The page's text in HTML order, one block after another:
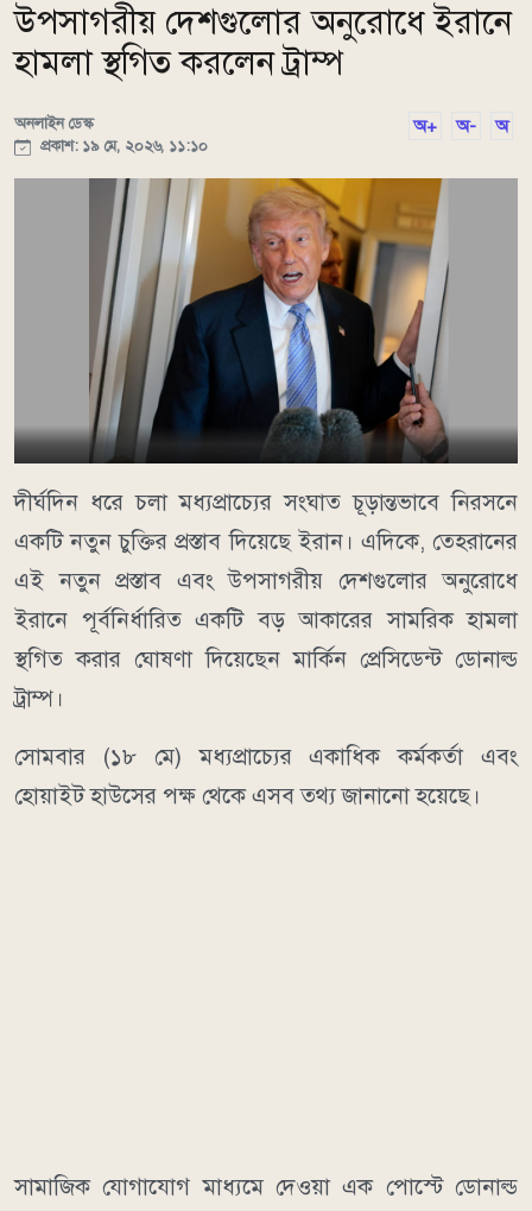
উপসাগরীয় দেশগুলোর অনুরোধে ইরানে
হামলা স্থগিত করলেন ট্রাম্প
অনলাইন ডেস্ক
প্রকাশ: ১৯ মে, ২০২৬, ১১:১০
অ+ অ- অ
দীর্ঘদিন ধরে চলা মধ্যপ্রাচ্যের সংঘাত চূড়ান্তভাবে নিরসনে
একটি নতুন চুক্তির প্রস্তাব দিয়েছে ইরান। এদিকে, তেহরানের
এই নতুন প্রস্তাব এবং উপসাগরীয় দেশগুলোর অনুরোধে
ইরানে পূর্বনির্ধারিত একটি বড় আকারের সামরিক হামলা
স্থগিত করার ঘোষণা দিয়েছেন মার্কিন প্রেসিডেন্ট ডোনাল্ড
ট্রাম্প।
সোমবার (১৮ মে) মধ্যপ্রাচ্যের একাধিক কর্মকর্তা এবং
হোয়াইট হাউসের পক্ষ থেকে এসব তথ্য জানানো হয়েছে।
সামাজিক যোগাযোগ মাধ্যমে দেওয়া এক পোস্টে ডোনাল্ড